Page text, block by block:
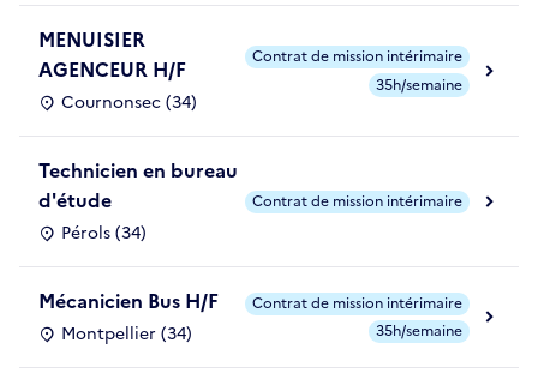
MENUISIER
AGENCEUR H/F
Cournonsec (34)
Contrat de mission intérimaire
35h/semaine
Technicien en bureau
d'étude
Pérols (34)
Contrat de mission intérimaire
Mécanicien Bus H/F
Montpellier (34)
Contrat de mission intérimaire
35h/semaine